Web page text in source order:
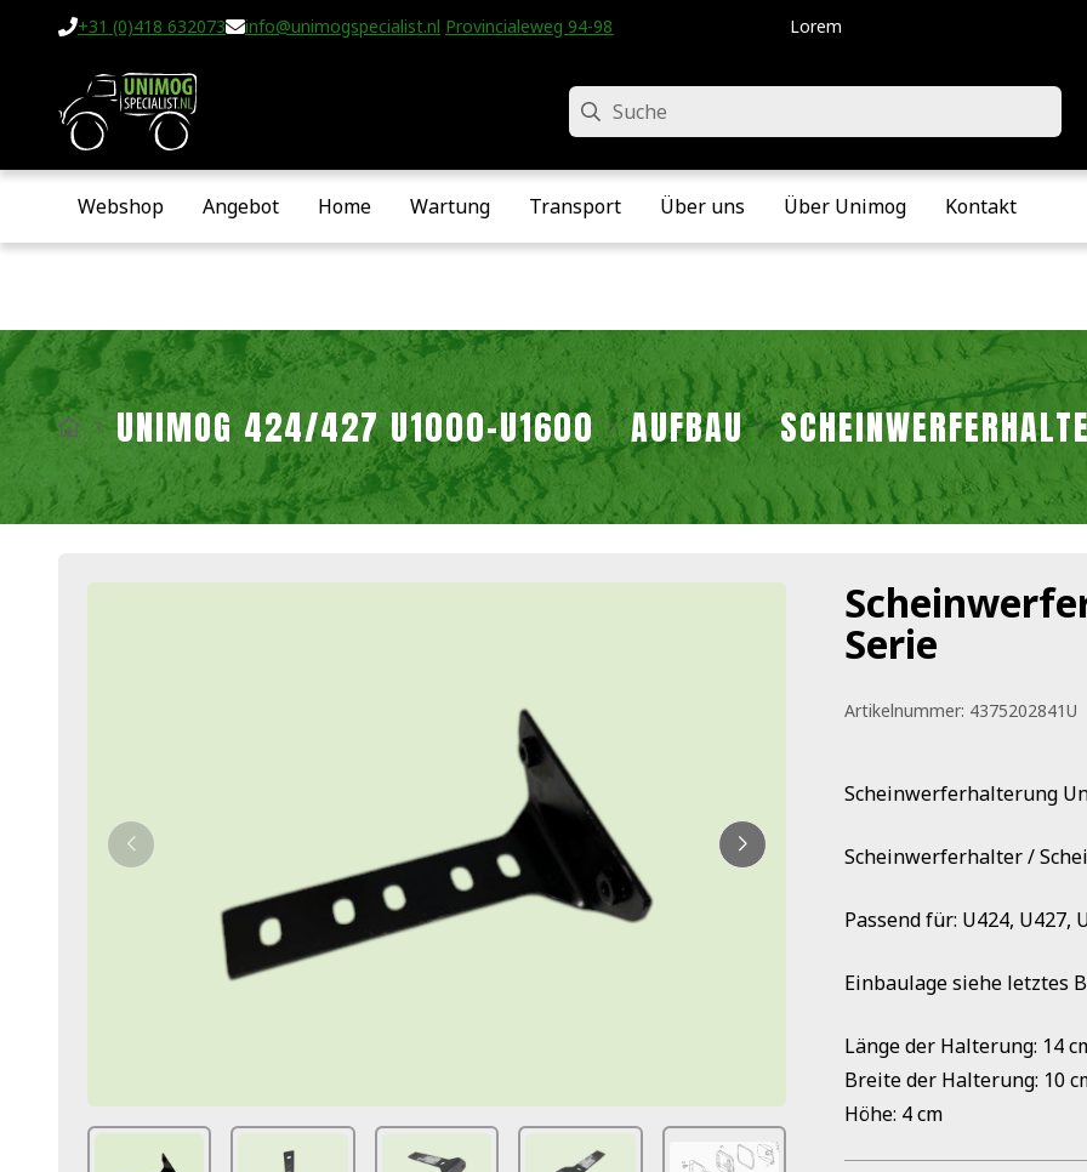
+31 (0)418 632073 info@unimogspecialist.nl Provincialeweg 94-98 • Velddriel • Die Niederlande
Lorem
Suche
Webshop Angebot Home Wartung Transport Über uns Über Unimog Kontakt
UNIMOG 424/427 U1000-U1600 AUFBAU
Serie
Artikelnummer: 4375202841U
Scheinwerferhalterung
Scheinwerferhalter /
Passend für: U424, U427,
Einbaulage siehe letztes
Länge der Halterung: 14
Breite der Halterung: 10
Höhe: 4 cm